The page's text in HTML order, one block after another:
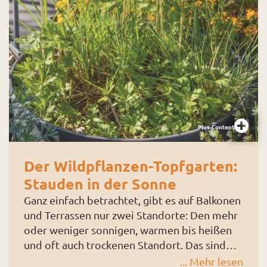
Der Wildpflanzen-Topfgarten:
Stauden in der Sonne
Ganz einfach betrachtet, gibt es auf Balkonen
und Terrassen nur zwei Standorte: Den mehr
oder weniger sonnigen, warmen bis heißen
und oft auch trockenen Standort. Das sind
die Süd- und Westbalkone oder Terrassen.
... Mehr lesen
Plus-Content